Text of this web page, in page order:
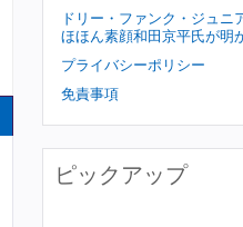
ドリー・ファンク・ジュ
ほほん素顔和田京平氏が明
プライバシーポリシー
免責事項
ピックアップ